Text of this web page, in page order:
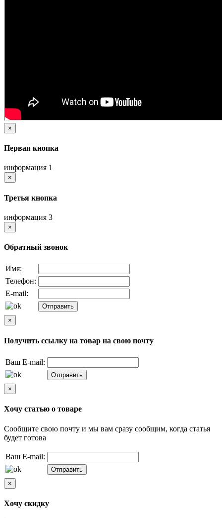
×
Первая кнопка
информация 1
×
Третья кнопка
информация 3
×
Обратный звонок
Имя:
Телефон:
E-mail:
×
Получить ссылку на товар на свою почту
Ваш E-mail:
×
Хочу статью о товаре
Сообщите свою почту и мы вам сразу сообщим, когда статья
будет готова
Ваш E-mail:
×
Хочу скидку